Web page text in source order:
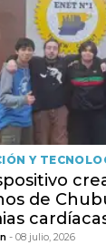
Y
de
- 08 julio, 2026